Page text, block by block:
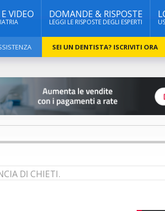
VIDEO DOMANDE & RISPOSTE
LEGGI LE RISPOSTE DEGLI ESPERTI
SEI UN DENTISTA? ISCRIVITI ORA
DI CHIETI.